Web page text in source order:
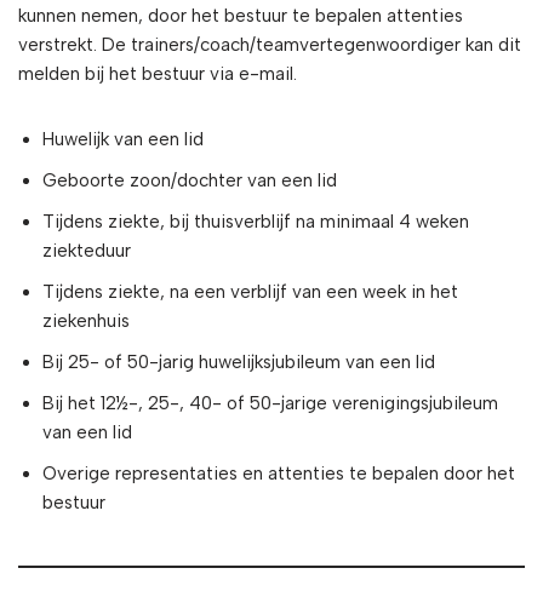
kunnen nemen, door het bestuur te bepalen attenties
verstrekt. De trainers/coach/teamvertegenwoordiger kan dit
melden bij het bestuur via e-mail.
Huwelijk van een lid
Geboorte zoon/dochter van een lid
Tijdens ziekte, bij thuisverblijf na minimaal 4 weken
ziekteduur
Tijdens ziekte, na een verblijf van een week in het
ziekenhuis
Bij 25- of 50-jarig huwelijksjubileum van een lid
Bij het 12½-, 25-, 40- of 50-jarige verenigingsjubileum
van een lid
Overige representaties en attenties te bepalen door het
bestuur